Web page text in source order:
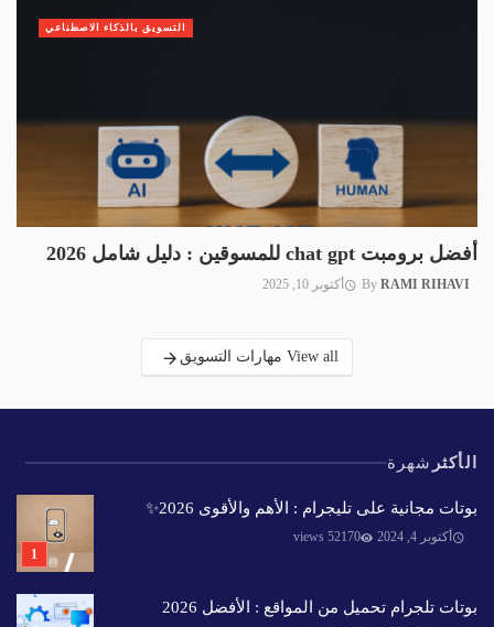
أفضل برومبت chat gpt للمسوقين : دليل شامل 2026
By RAMI RIHAVI أكتوبر 10, 2025
التسويق بالذكاء الاصطناعي
View all مهارات التسويق
الأكثر شهرة
بوتات مجانية على تليجرام : الأهم والأقوى 2026✨️
أكتوبر 4, 2024 52170 views
بوتات تلجرام تحميل من المواقع : الأفضل 2026